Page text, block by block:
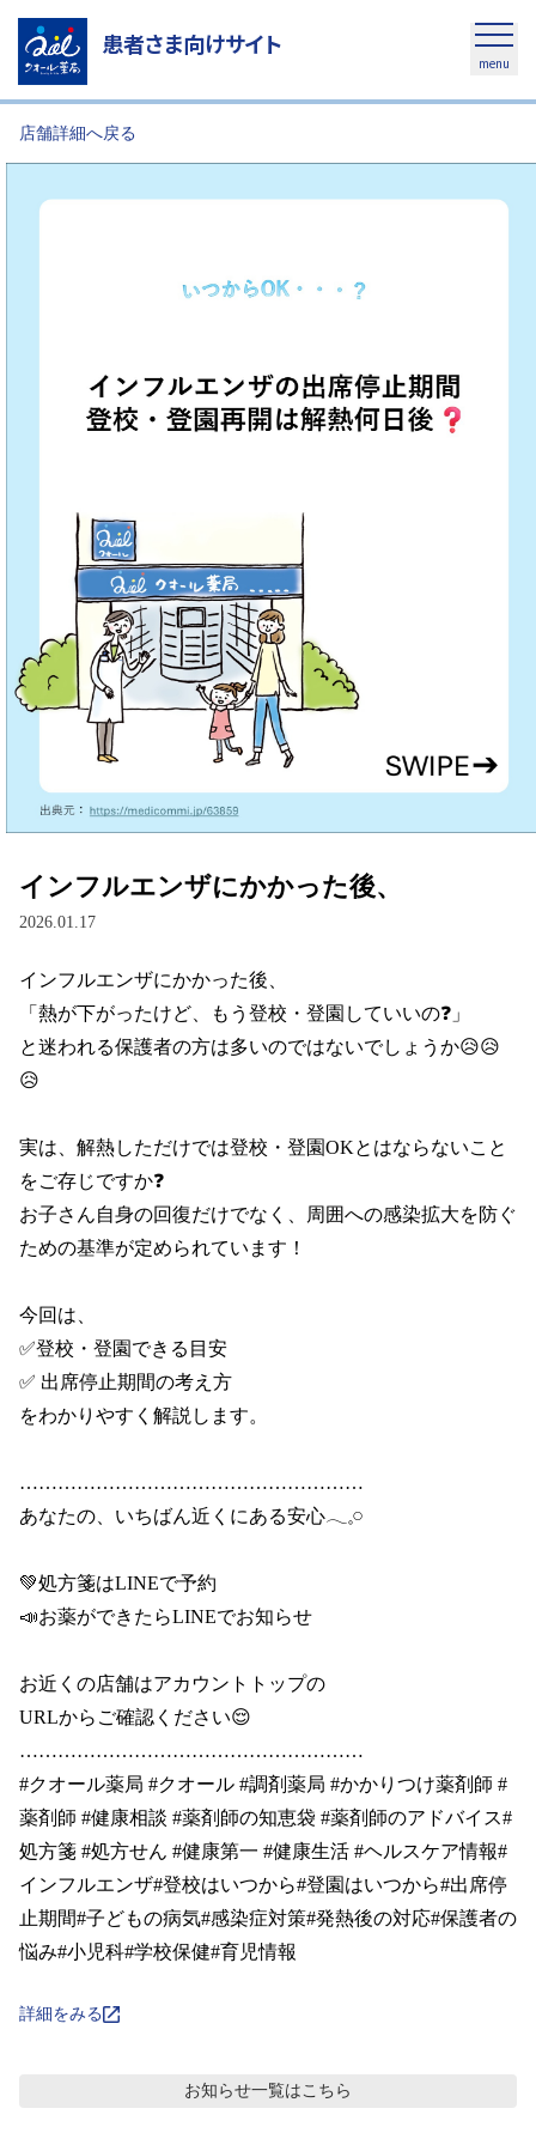
患者さま向けサイト
menu
店舗詳細へ戻る
インフルエンザにかかった後、
2026.01.17
インフルエンザにかかった後、
「熱が下がったけど、もう登校・登園していいの❓」
と迷われる保護者の方は多いのではないでしょうか😥😥
😥
実は、解熱しただけでは登校・登園OKとはならないこと
をご存じですか❓
お子さん自身の回復だけでなく、周囲への感染拡大を防ぐ
ための基準が定められています！
今回は、
✅登校・登園できる目安
✅ 出席停止期間の考え方
をわかりやすく解説します。
………………………………………………
あなたの、いちばん近くにある安心𓂃𓈒𓏸
💚処方箋はLINEで予約
📣お薬ができたらLINEでお知らせ
お近くの店舗はアカウントトップの
URLからご確認ください😌
………………………………………………
#クオール薬局 #クオール #調剤薬局 #かかりつけ薬剤師 #
薬剤師 #健康相談 #薬剤師の知恵袋 #薬剤師のアドバイス#
処方箋 #処方せん #健康第一 #健康生活 #ヘルスケア情報#
インフルエンザ#登校はいつから#登園はいつから#出席停
止期間#子どもの病気#感染症対策#発熱後の対応#保護者の
詳細をみる
お知らせ一覧はこちら